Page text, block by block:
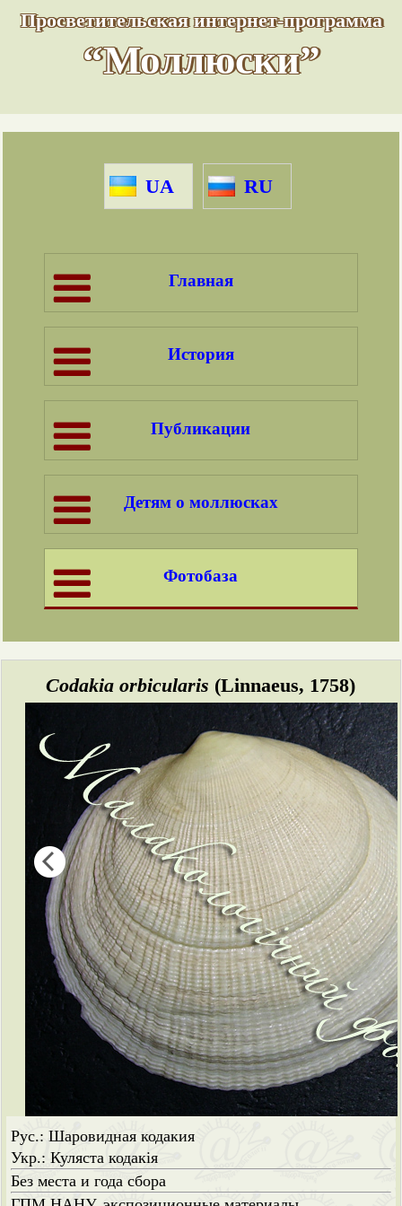
Просветительская интернет-программа
“Моллюски”
UA RU
Главная
История
Публикации
Детям о моллюсках
Фотобаза
Codakia orbicularis (Linnaeus, 1758)
Рус.: Шаровидная кодакия
Укр.: Куляста кодакія
Без места и года сбора